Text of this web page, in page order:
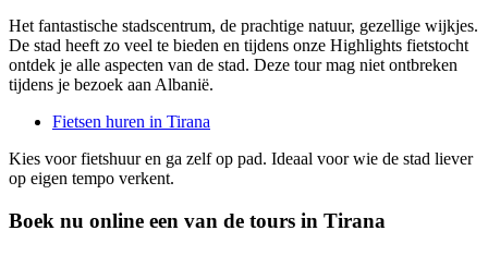
Het fantastische stadscentrum, de prachtige natuur, gezellige wijkjes.
De stad heeft zo veel te bieden en tijdens onze Highlights fietstocht
ontdek je alle aspecten van de stad. Deze tour mag niet ontbreken
tijdens je bezoek aan Albanië.
Fietsen huren in Tirana
Kies voor fietshuur en ga zelf op pad. Ideaal voor wie de stad liever
op eigen tempo verkent.
Boek nu online een van de tours in Tirana